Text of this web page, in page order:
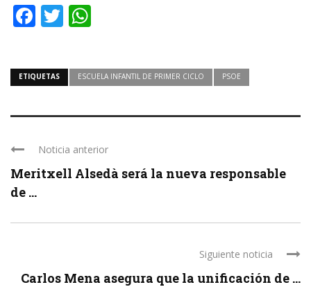
Facebook
Twitter
ETIQUETAS ESCUELA INFANTIL DE PRIMER CICLO PSOE
Noticia anterior
Meritxell Alsedà será la nueva responsable
de ...
Siguiente noticia
Carlos Mena asegura que la unificación de ...